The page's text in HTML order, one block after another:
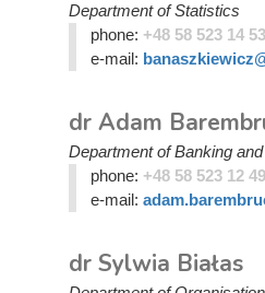
Department of Statistics
phone: +48 58 523 14 53
e-mail:
dr Adam
Department of Banking
phone: +48 58 523 12 49
e-mail:
dr Sylwia Białas